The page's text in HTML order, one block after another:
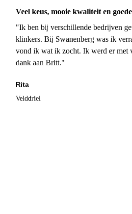
Veel keus, mooie kwaliteit en
"Ik ben bij verschillende bedrijven
klinkers. Bij Swanenberg was ik
vond ik wat ik zocht. Ik werd er met
dank aan Britt."
Rita
Velddriel